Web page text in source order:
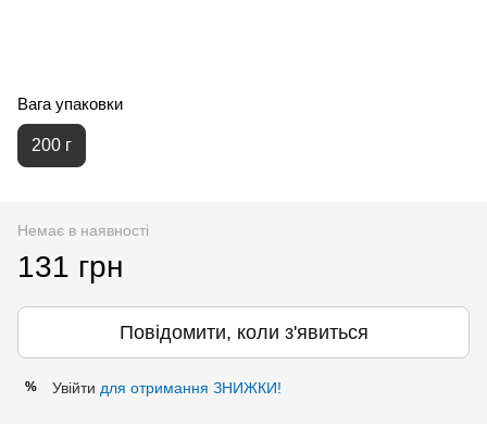
Вага упаковки
200 г
Немає в наявності
131 грн
Повідомити, коли з'явиться
% Увійти для отримання ЗНИЖКИ!